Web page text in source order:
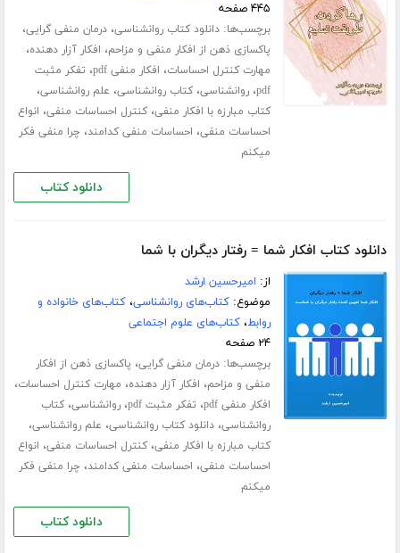
۴۴۵ صفحه
برچسب‌ها:دانلود کتاب روانشناسی،درمان منفی گرایی،
پاکسازی ذهن از افکار منفی و مزاحم، افکار آزار دهنده،
مهارت کنترل احساسات، افکار منفی pdf ، تفکر مثبت
pdf،روانشناسی،کتاب روانشناسی، علم روانشناسی،
کتاب مبارزه با افکار منفی،کنترل احساسات منفی، انواع
احساسات منفی، احساسات منفی کدامند، چرا منفی فکر
میکنم
دانلود کتاب
دانلود کتاب افکار شما = رفتار دیگران با شما
از: امیرحسین ارشد
موضوع:کتاب‌های روانشناسی،کتاب‌های خانواده و
روابط،کتاب‌های علوم اجتماعی
۲۴ صفحه
برچسب‌ها:درمان منفی گرایی، پاکسازی ذهن از افکار
منفی و مزاحم، افکار آزار دهنده، مهارت کنترل احساسات،
افکار منفی pdf ، تفکر مثبت pdf ،روانشناسی،کتاب
روانشناسی،دانلود کتاب روانشناسی، علم روانشناسی،
کتاب مبارزه با افکار منفی،کنترل احساسات منفی، انواع
احساسات منفی، احساسات منفی کدامند، چرا منفی فکر
میکنم
دانلود کتاب